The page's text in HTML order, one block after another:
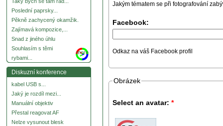
Poslední paprsky...
Pěkně zachycený okamžik.
Zajímavá kompozice,...
Snad z jiného úhlu
Souhlasím s těmi
rybami...
more
Diskuzní konference
kabel USB s...
Jaký je rozdíl mezi...
Manuální objektiv
Přestal reagovat AF
Nelze vysunout blesk
Jakým tématem se při fotografování
Facebook:
Odkaz na váš Facebook profil
Obrázek
Select an avatar: *